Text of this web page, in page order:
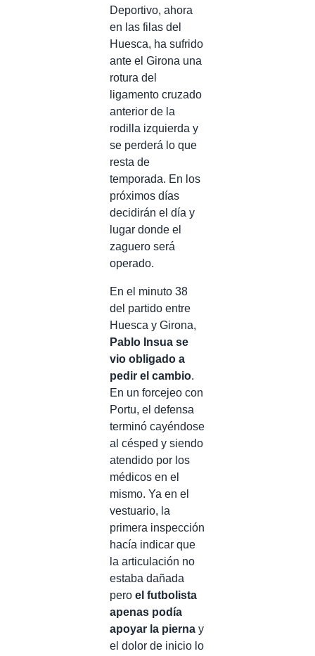
Deportivo, ahora
en las filas del
Huesca, ha sufrido
ante el Girona una
rotura del
ligamento cruzado
anterior de la
rodilla izquierda y
se perderá lo que
resta de
temporada. En los
próximos días
decidirán el día y
lugar donde el
zaguero será
operado.
En el minuto 38
del partido entre
Huesca y Girona,
Pablo Insua se
vio obligado a
pedir el cambio.
En un forcejeo con
Portu, el defensa
terminó cayéndose
al césped y siendo
atendido por los
médicos en el
mismo. Ya en el
vestuario, la
primera inspección
hacía indicar que
la articulación no
estaba dañada
pero el futbolista
apenas podía
apoyar la pierna y
el dolor de inicio lo